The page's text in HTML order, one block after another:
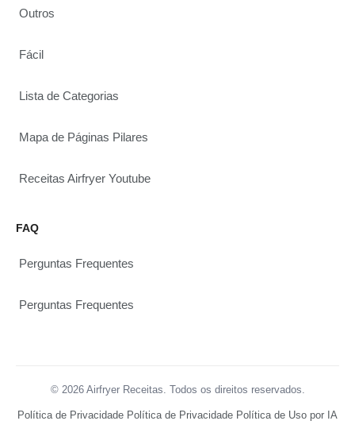
Outros
Fácil
Lista de Categorias
Mapa de Páginas Pilares
Receitas Airfryer Youtube
FAQ
Perguntas Frequentes
Perguntas Frequentes
© 2026 Airfryer Receitas. Todos os direitos reservados.
Política de Privacidade Política de Privacidade Política de Uso por IA